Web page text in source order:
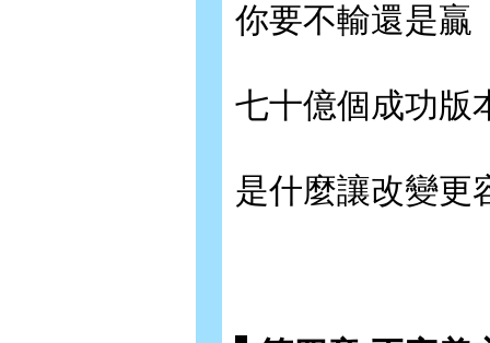
你要不輸還是贏
七十億個成功版
是什麼讓改變更